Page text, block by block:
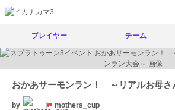
プレイヤー チーム
by mothers_cup